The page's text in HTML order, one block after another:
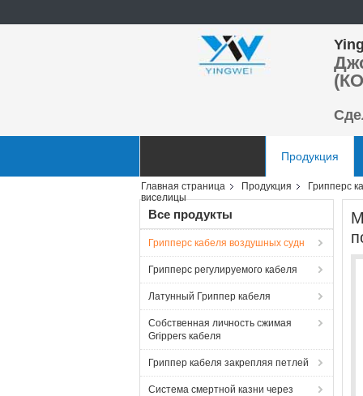
Продукция
Отправить запрос
Главная страница Продукция Грипперс
виселицы
Все продукты
Грипперс кабеля воздушных судн
Грипперс регулируемого кабеля
Латунный Гриппер кабеля
Собственная личность сжимая
Grippers кабеля
Гриппер кабеля закрепляя петлей
Система смертной казни через